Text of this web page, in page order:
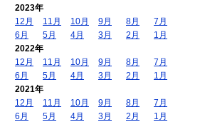
2023年
12月
11月 10月 9月 8月
7月
6月
5月 4月 3月 2月
1月
2022年
12月
11月 10月 9月 8月
7月
6月
5月 4月 3月 2月
1月
2021年
12月
11月 10月 9月 8月
7月
6月
5月 4月 3月 2月
1月